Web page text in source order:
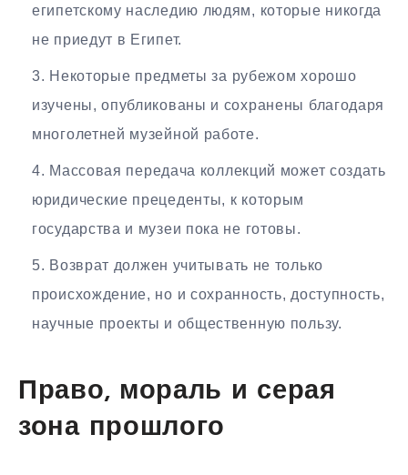
египетскому наследию людям, которые никогда
не приедут в Египет.
Некоторые предметы за рубежом хорошо
изучены, опубликованы и сохранены благодаря
многолетней музейной работе.
Массовая передача коллекций может создать
юридические прецеденты, к которым
государства и музеи пока не готовы.
Возврат должен учитывать не только
происхождение, но и сохранность, доступность,
научные проекты и общественную пользу.
Право, мораль и серая
зона прошлого